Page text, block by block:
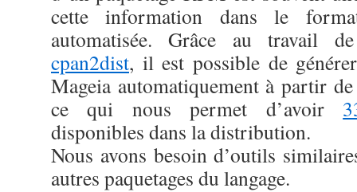
cette information dans le
automatisée. Grâce au travail
cpan2dist, il est possible de
Mageia automatiquement à partir
ce qui nous permet d’avoir
disponibles dans la distribution.
Nous avons besoin d’outils
autres paquetages du langage.